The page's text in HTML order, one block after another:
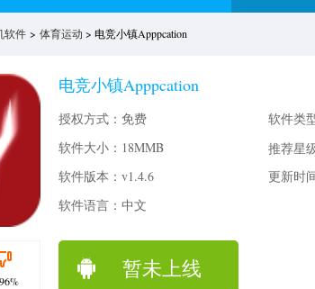
软件 > 体育运动 > 电竞小镇Apppcation
电竞小镇Apppcation
授权方式：免费
软件类
软件大小： 18MMB
推荐星
软件版本：v1.4.6
更新时
软件语言：中文
暂未上线